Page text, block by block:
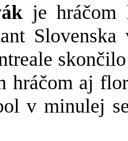
je
hráčom aj
v minulej